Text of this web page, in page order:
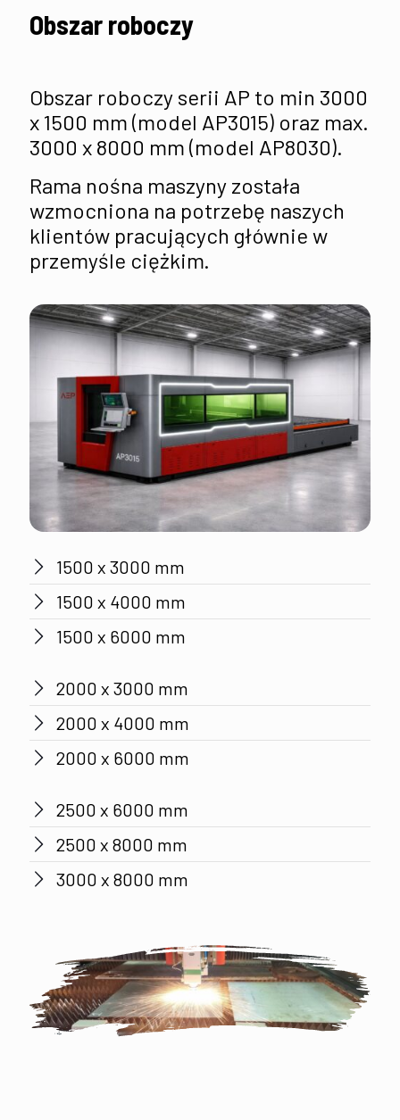
Obszar roboczy
Obszar roboczy serii AP to min 3000
x 1500 mm (model AP3015) oraz max.
3000 x 8000 mm (model AP8030).
Rama nośna maszyny została
wzmocniona na potrzebę naszych
klientów pracujących głównie w
przemyśle ciężkim.
1500 x 3000 mm
1500 x 4000 mm
1500 x 6000 mm
2000 x 3000 mm
2000 x 4000 mm
2000 x 6000 mm
2500 x 6000 mm
2500 x 8000 mm
3000 x 8000 mm